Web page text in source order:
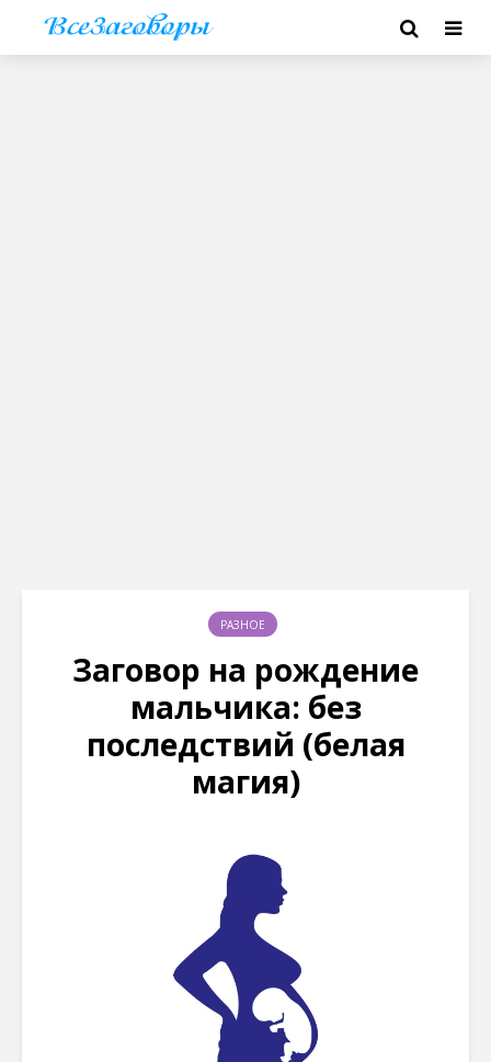
РАЗНОЕ
Заговор на рождение
мальчика: без
последствий (белая
магия)